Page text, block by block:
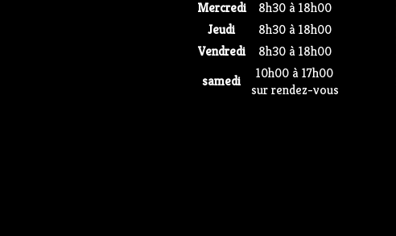
Mercredi
8h30 à 18h00
Jeudi
8h30 à 18h00
Vendredi
8h30 à 18h00
samedi
10h00 à 17h00
sur rendez-vous